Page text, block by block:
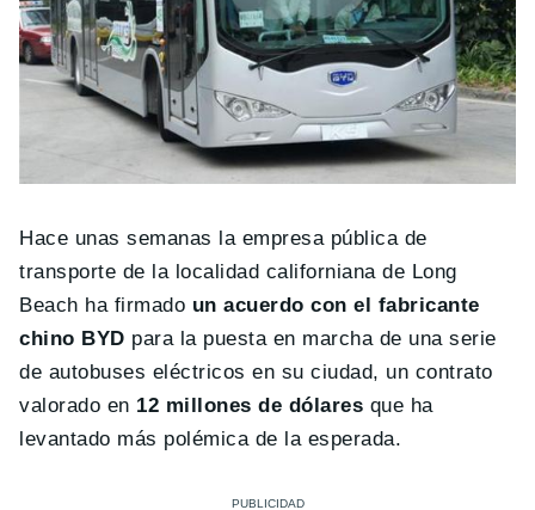
Hace unas semanas la empresa pública de
transporte de la localidad californiana de Long
Beach ha firmado un acuerdo con el fabricante
chino BYD para la puesta en marcha de una serie
de autobuses eléctricos en su ciudad, un contrato
valorado en 12 millones de dólares que ha
levantado más polémica de la esperada.